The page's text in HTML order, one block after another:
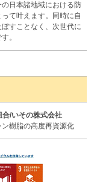
日本諸地域における防
て叶えます。同時に自
すことなく、次世代に
。
/いその株式会社
樹脂の高度再資源化